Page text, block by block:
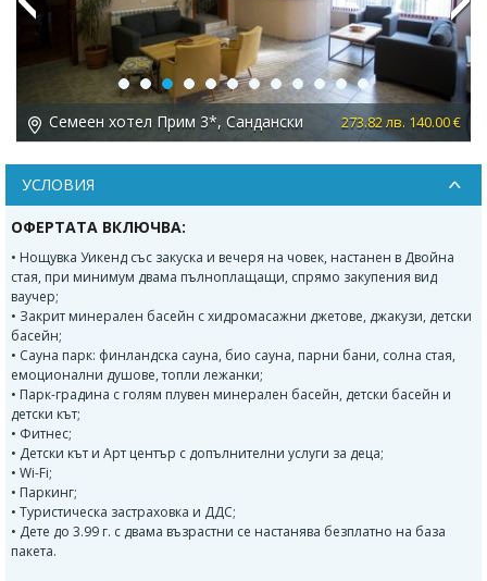
Семеен хотел Прим 3*, Сандански 273.82 лв. 140.00 €
Next
УСЛОВИЯ
ОФЕРТАТА ВКЛЮЧВА:
• Нощувка Уикенд със закуска и вечеря на човек, настанен в Двойна
стая, при минимум двама пълноплащащи, спрямо закупения вид
ваучер;
• Закрит минерален басейн с хидромасажни джетове, джакузи, детски
басейн;
• Сауна парк: финландска сауна, био сауна, парни бани, солна стая,
емоционални душове, топли лежанки;
• Парк-градина с голям плувен минерален басейн, детски басейн и
детски кът;
• Фитнес;
• Детски кът и Арт център с допълнителни услуги за деца;
• Wi-Fi;
• Паркинг;
• Туристическа застраховка и ДДС;
• Дете до 3.99 г. с двама възрастни се настанява безплатно на база
пакета.